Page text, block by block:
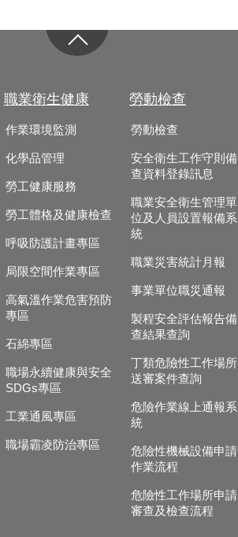
職業衛生健康
作業環境監測
化學品管理
勞工健康服務
勞工體格及健康檢查
呼吸防護計畫專區
局限空間作業專區
高氣溫作業危害預防
專區
石綿專區
職場永續健康與安全
SDGs專區
工業通風專區
職場霸凌防治專區
勞動檢查
勞動檢查
安全衛生工作守則備
查資料登錄訊息
職業安全衛生管理單
位及人員設置報備系
統
職業災害統計月報
事業單位職災通報
製程安全評估報告備
查結果查詢
丁類危險性工作場所
送審案件查詢
危險作業線上通報系
統
危險性機械設備申請
作業流程
危險性工作場所申請
審查及檢查流程